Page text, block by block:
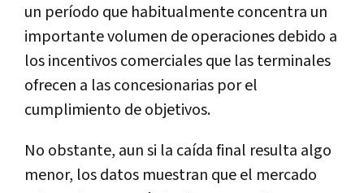
un período que habitualmente concentra un
importante volumen de operaciones debido a
los incentivos comerciales que las terminales
ofrecen a las concesionarias por el
cumplimiento de objetivos.
No obstante, aun si la caída final resulta algo
menor, los datos muestran que el mercado